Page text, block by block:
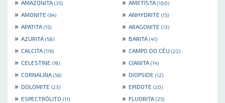
AMAZONITA (35) AMETISTA (100)
» AMONITE (64) » ANHYDRITE (15)
» APATITA (15) » ARAGONITE (13)
» AZURITA (58) » BARITA (41)
» CALCITA (116) » CAMPO DO CÉU (22)
» CELESTINE (19) » CIANITA (14)
» CORNALINA (56) » DIOPSIDE (12)
» DOLOMITE (23) » EPIDOTE (20)
» ESPECTRÓLITO (11) » FLUORITA (25)